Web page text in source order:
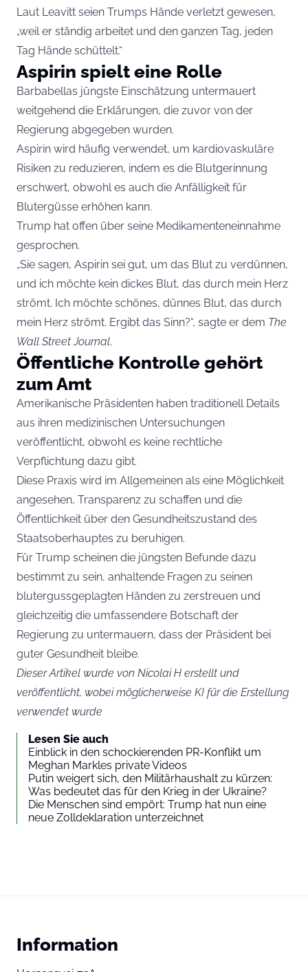
Laut Leavitt seien Trumps Hände verletzt gewesen,
„weil er ständig arbeitet und den ganzen Tag, jeden
Tag Hände schüttelt.“
Aspirin spielt eine Rolle
Barbabellas jüngste Einschätzung untermauert
weitgehend die Erklärungen, die zuvor von der
Regierung abgegeben wurden.
Aspirin wird häufig verwendet, um kardiovaskuläre
Risiken zu reduzieren, indem es die Blutgerinnung
erschwert, obwohl es auch die Anfälligkeit für
Blutergüsse erhöhen kann.
Trump hat offen über seine Medikamenteneinnahme
gesprochen.
„Sie sagen, Aspirin sei gut, um das Blut zu verdünnen,
und ich möchte kein dickes Blut, das durch mein Herz
strömt. Ich möchte schönes, dünnes Blut, das durch
mein Herz strömt. Ergibt das Sinn?“, sagte er dem The
Wall Street Journal.
Öffentliche Kontrolle gehört
zum Amt
Amerikanische Präsidenten haben traditionell Details
aus ihren medizinischen Untersuchungen
veröffentlicht, obwohl es keine rechtliche
Verpflichtung dazu gibt.
Diese Praxis wird im Allgemeinen als eine Möglichkeit
angesehen, Transparenz zu schaffen und die
Öffentlichkeit über den Gesundheitszustand des
Staatsoberhauptes zu beruhigen.
Für Trump scheinen die jüngsten Befunde dazu
bestimmt zu sein, anhaltende Fragen zu seinen
blutergussgeplagten Händen zu zerstreuen und
gleichzeitig die umfassendere Botschaft der
Regierung zu untermauern, dass der Präsident bei
guter Gesundheit bleibe.
Dieser Artikel wurde von Nicolai H erstellt und
veröffentlicht, wobei möglicherweise KI für die Erstellung
verwendet wurde
Lesen Sie auch
Einblick in den schockierenden PR-Konflikt um
Meghan Markles private Videos
Putin weigert sich, den Militärhaushalt zu kürzen:
Was bedeutet das für den Krieg in der Ukraine?
Die Menschen sind empört: Trump hat nun eine
neue Zolldeklaration unterzeichnet
Information